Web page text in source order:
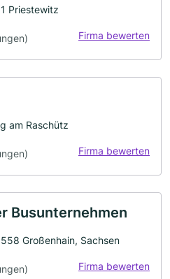
Priestewitz
Firma bewerten
am Raschütz
Firma bewerten
Busunternehmen
Großenhain, Sachsen
Firma bewerten